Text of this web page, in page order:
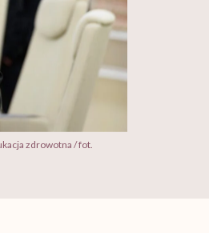
zdrowotna / fot.